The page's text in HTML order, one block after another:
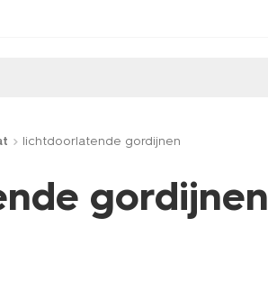
lichtdoorlatende gordijnen
gordijnen